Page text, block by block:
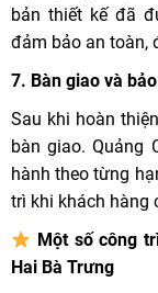
bản thiết kế đã
đảm bảo an toàn,
7. Bàn giao và
Sau khi hoàn
bàn giao. Quảng
hành theo từng
trì khi khách hàng
Một số công
Hai Bà Trưng